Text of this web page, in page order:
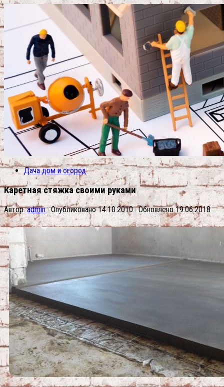
Дача дом и огород
Каретная стяжка своими руками
Автор:admin · Опубликовано14.10.2010· Обновлено19.06.2018